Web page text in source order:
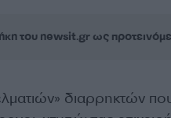
του newsit.gr ως
διαρρηκτών